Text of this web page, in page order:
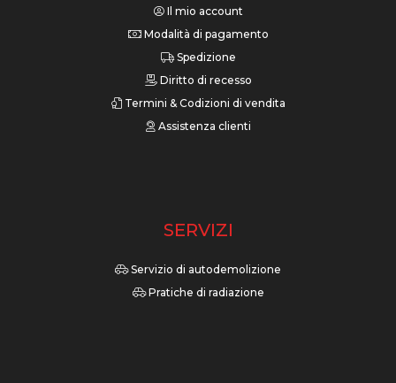
Il mio account
Modalità di pagamento
Spedizione
Diritto di recesso
Termini & Codizioni di vendita
Assistenza clienti
SERVIZI
Servizio di autodemolizione
Pratiche di radiazione